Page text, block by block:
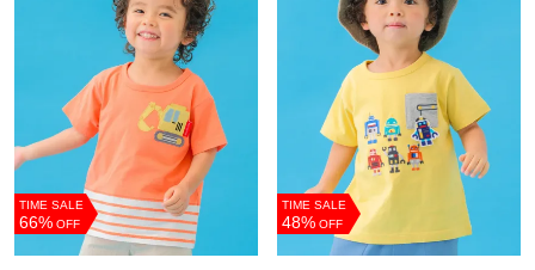
TIME SALE
66% OFF
TIME SALE
48% OFF